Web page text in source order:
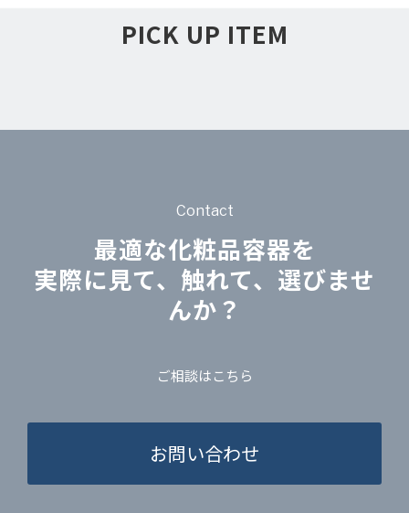
PICK UP ITEM
Contact
最適な化粧品容器を
実際に見て、触れて、選びませ
んか？
ご相談はこちら
お問い合わせ